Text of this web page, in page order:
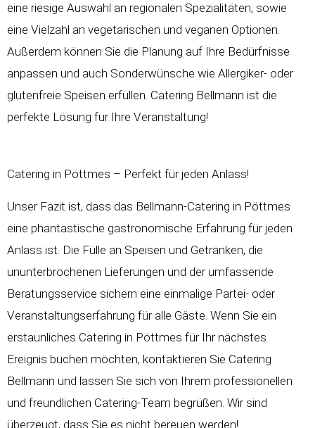
eine riesige Auswahl an regionalen Spezialitäten, sowie
eine Vielzahl an vegetarischen und veganen Optionen.
Außerdem können Sie die Planung auf Ihre Bedürfnisse
anpassen und auch Sonderwünsche wie Allergiker- oder
glutenfreie Speisen erfüllen. Catering Bellmann ist die
perfekte Lösung für Ihre Veranstaltung!
Catering in Pöttmes – Perfekt für jeden Anlass!
Unser Fazit ist, dass das Bellmann-Catering in Pöttmes
eine phantastische gastronomische Erfahrung für jeden
Anlass ist. Die Fülle an Speisen und Getränken, die
ununterbrochenen Lieferungen und der umfassende
Beratungsservice sichern eine einmalige Partei- oder
Veranstaltungserfahrung für alle Gäste. Wenn Sie ein
erstaunliches Catering in Pöttmes für Ihr nächstes
Ereignis buchen möchten, kontaktieren Sie Catering
Bellmann und lassen Sie sich von Ihrem professionellen
und freundlichen Catering-Team begrüßen. Wir sind
überzeugt, dass Sie es nicht bereuen werden!